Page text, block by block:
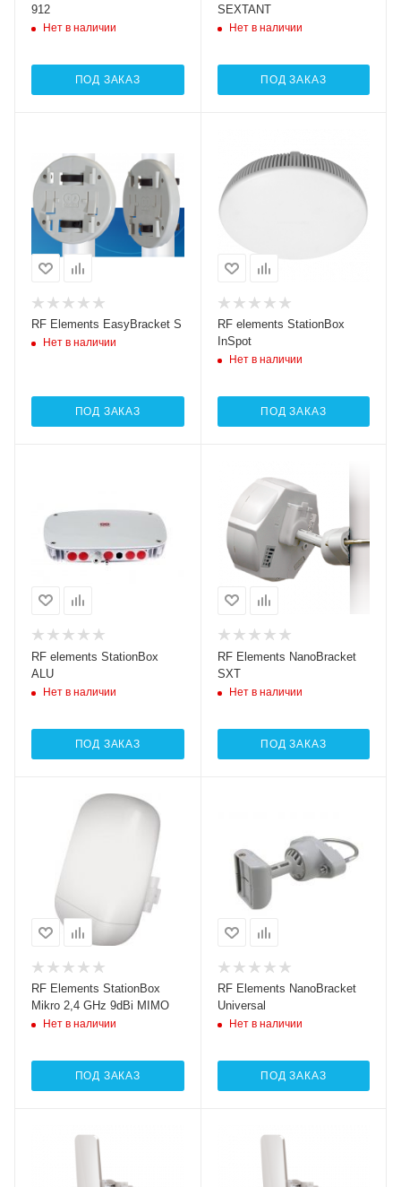
912
Нет в наличии
ПОД ЗАКАЗ
SEXTANT
Нет в наличии
ПОД ЗАКАЗ
RF Elements EasyBracket S
Нет в наличии
ПОД ЗАКАЗ
RF elements StationBox
InSpot
Нет в наличии
ПОД ЗАКАЗ
RF elements StationBox
ALU
Нет в наличии
ПОД ЗАКАЗ
RF Elements NanoBracket
SXT
Нет в наличии
ПОД ЗАКАЗ
RF Elements StationBox
Mikro 2,4 GHz 9dBi MIMO
Нет в наличии
ПОД ЗАКАЗ
RF Elements NanoBracket
Universal
Нет в наличии
ПОД ЗАКАЗ